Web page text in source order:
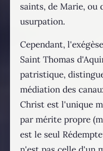
saints, de Marie, ou
usurpation.
Cependant,
Saint Thomas
patristique,
médiation des
Christ est l'unique
par mérite propre
est le seul